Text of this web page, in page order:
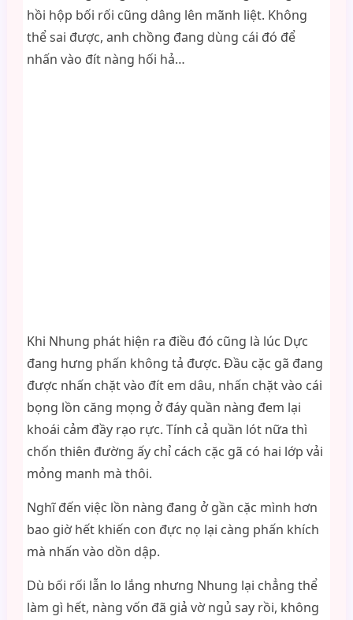
hồi hộp bối rối cũng dâng lên mãnh liệt. Không
thể sai được, anh chồng đang dùng cái đó để
nhấn vào đít nàng hối hả…
Khi Nhung phát hiện ra điều đó cũng là lúc Dực
đang hưng phấn không tả được. Đầu cặc gã đang
được nhấn chặt vào đít em dâu, nhấn chặt vào cái
bọng lồn căng mọng ở đáy quần nàng đem lại
khoái cảm đầy rạo rực. Tính cả quần lót nữa thì
chốn thiên đường ấy chỉ cách cặc gã có hai lớp vải
mỏng manh mà thôi.
Nghĩ đến việc lồn nàng đang ở gần cặc mình hơn
bao giờ hết khiến con đực nọ lại càng phấn khích
mà nhấn vào dồn dập.
Dù bối rối lẫn lo lắng nhưng Nhung lại chẳng thể
làm gì hết, nàng vốn đã giả vờ ngủ say rồi, không